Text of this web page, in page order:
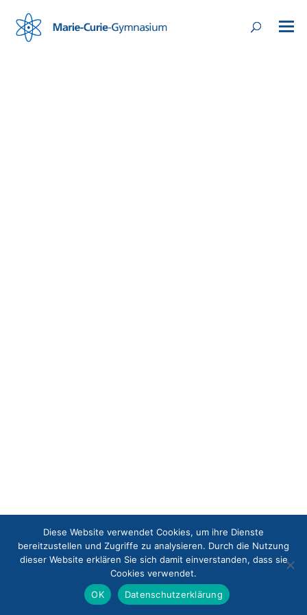
Diese Website verwendet Cookies, um ihre Dienste
bereitzustellen und Zugriffe zu analysieren. Durch die Nutzung
dieser Website erklären Sie sich damit einverstanden, dass sie
Cookies verwendet.
OK
Datenschutzerklärung